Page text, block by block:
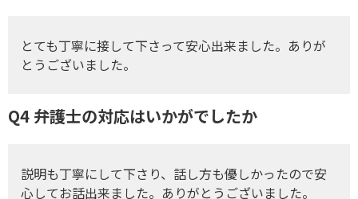
とても丁寧に接して下さって安心出来ました。ありが
とうございました。
Q4 弁護士の対応はいかがでしたか
説明も丁寧にして下さり、話し方も優しかったので安
心してお話出来ました。ありがとうございました。